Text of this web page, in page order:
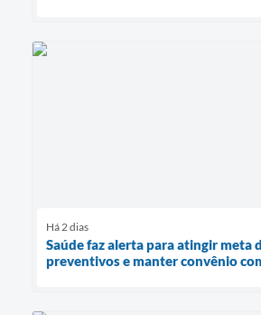
Há 2 dias
Saúde faz alerta para atingir meta
preventivos e manter convênio